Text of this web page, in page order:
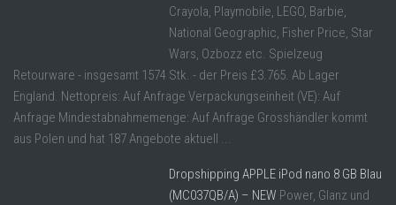
Crayola, Playmobile, LEGO, Barbie,
National Geographic, Fisher Price, Star
Wars, Ozbozz etc. Spielzeug
Retourware - insgesamt 1574 Stk. - der Preis £3.765. Ab Lager
England. Nettopreis: Auf Anfrage Verpackungseinheit (VE): Auf
Anfrage Mindestabnahmemenge: Auf Anfrage Grosshändler kommt
aus Polen und hat 187 Angebote aktuell ...
Dropshipping APPLE iPod nano 8 GB Blau
(MC037QB/A) – NEW Power, Glanz und